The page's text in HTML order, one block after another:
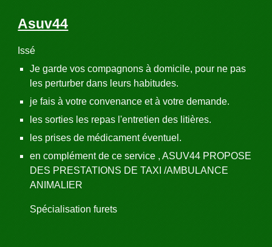
Asuv44
Issé
Je garde vos compagnons à domicile, pour ne pas
les perturber dans leurs habitudes.
je fais à votre convenance et à votre demande.
les sorties les repas l'entretien des litières.
les prises de médicament éventuel.
en complément de ce service , ASUV44 PROPOSE
DES PRESTATIONS DE TAXI /AMBULANCE
ANIMALIER
Spécialisation furets